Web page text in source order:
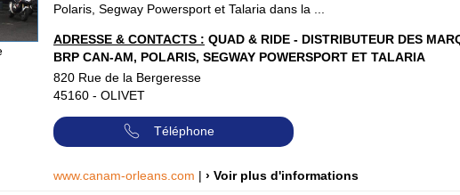
Polaris, Segway Powersport et Talaria dans la ...
ADRESSE & CONTACTS : QUAD & RIDE - DISTRIBUTEUR DES
BRP CAN-AM, POLARIS, SEGWAY POWERSPORT ET TALARIA
820 Rue de la Bergeresse
45160 - OLIVET
Téléphone
www.canam-orleans.com | › Voir plus d'informations